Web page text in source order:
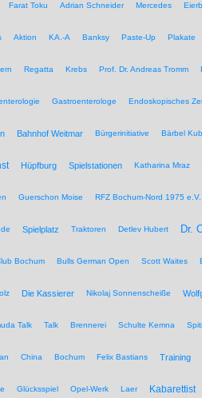
Farat Toku Adrian Schneider Mercedes
Aktion KA.-A Banksy Paste-Up Plakate
Regatta Krebs Prof. Dr. Andreas Tromm
Gastroenterologe Endoskopisches
Bahnhof Weitmar Bürgerinitiative Bärbel
Hüpfburg Spielstationen Katharina Mraz
Guerschon Moise RFZ Bochum-Nord 1975 e.V.
Spielplatz Traktoren Detlev Hubert Dr.
Bochum Bulls German Open Scott Waites
Die Kassierer Nikolaj Sonnenscheiße
Talk Talk Brennerei Schulte Kemna
China Bochum Felix Bastians Training
Glücksspiel Opel-Werk Laer Kabarettist